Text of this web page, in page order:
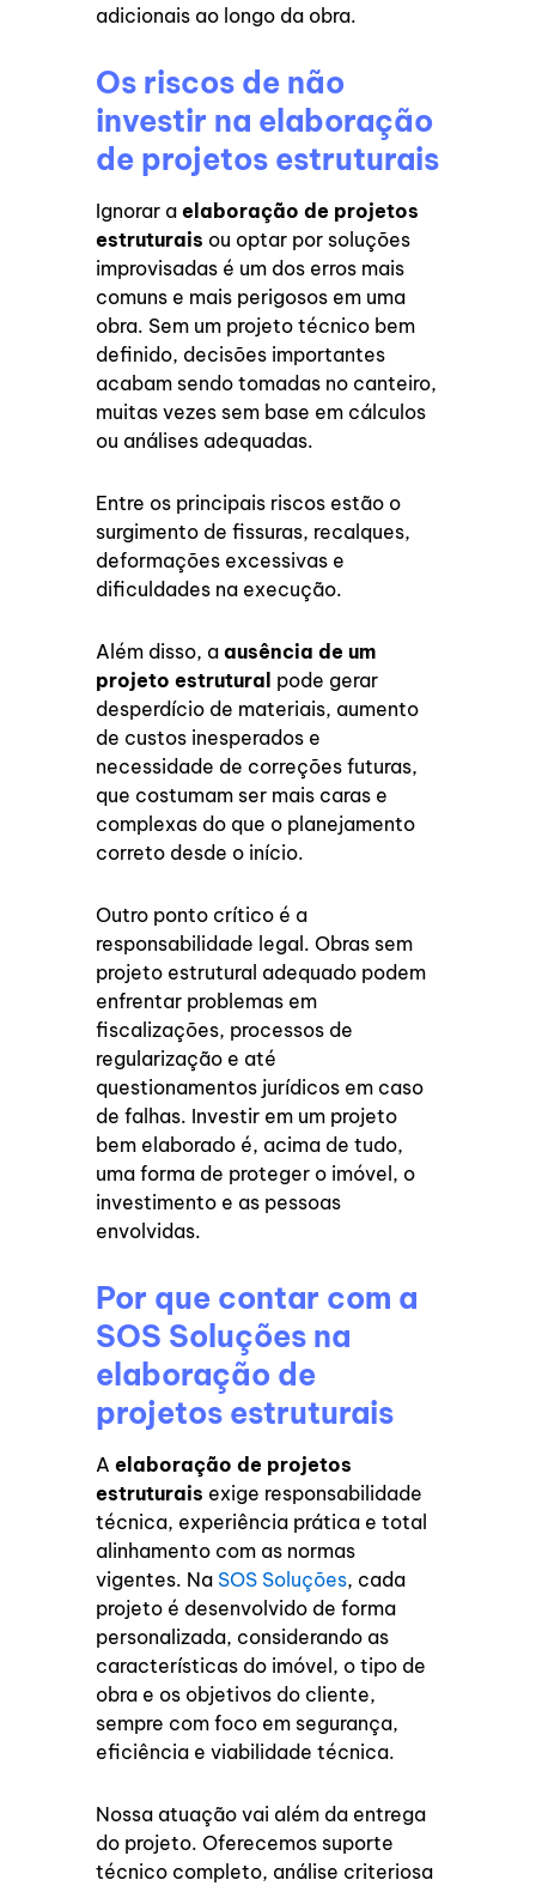
adicionais ao longo da obra.
Os riscos de não
investir na elaboração
de projetos estruturais
Ignorar aelaboração de projetos
estruturais ou optar por soluções
improvisadas é um dos erros mais
comuns e mais perigosos em uma
obra. Sem um projeto técnico bem
definido, decisões importantes
acabam sendo tomadas no canteiro,
muitas vezes sem base em cálculos
ou análises adequadas.
Entre os principais riscos estão o
surgimento de fissuras, recalques,
deformações excessivas e
dificuldades na execução.
Além disso, aausência de um
projeto estrutural pode gerar
desperdício de materiais, aumento
de custos inesperados e
necessidade de correções futuras,
que costumam ser mais caras e
complexas do que o planejamento
correto desde o início.
Outro ponto crítico é a
responsabilidade legal. Obras sem
projeto estrutural adequado podem
enfrentar problemas em
fiscalizações, processos de
regularização e até
questionamentos jurídicos em caso
de falhas. Investir em um projeto
bem elaborado é, acima de tudo,
uma forma de proteger o imóvel, o
investimento e as pessoas
envolvidas.
Por que contar com a
SOS Soluções na
elaboração de
projetos estruturais
Aelaboração de projetos
estruturais exige responsabilidade
técnica, experiência prática e total
alinhamento com as normas
vigentes. Na SOS Soluções, cada
projeto é desenvolvido de forma
personalizada, considerando as
características do imóvel, o tipo de
obra e os objetivos do cliente,
sempre com foco em segurança,
eficiência e viabilidade técnica.
Nossa atuação vai além da entrega
do projeto. Oferecemos suporte
técnico completo, análise criteriosa